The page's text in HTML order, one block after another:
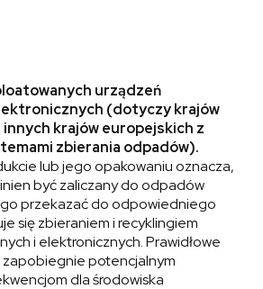
urządzeń
(dotyczy krajów
krajów europejskich z
zbierania odpadów).
lub jego opakowaniu oznacza,
być zaliczany do odpadów
przekazać do odpowiedniego
się zbieraniem i recyklingiem
i elektronicznych. Prawidłowe
potencjalnym
dla środowiska